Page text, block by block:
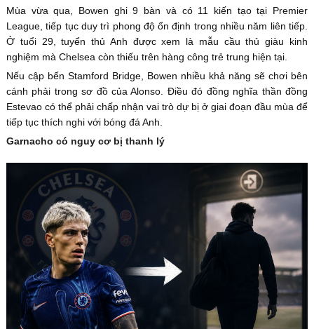
Mùa vừa qua, Bowen ghi 9 bàn và có 11 kiến tạo tại Premier
League, tiếp tục duy trì phong độ ổn định trong nhiều năm liên tiếp.
Ở tuổi 29, tuyển thủ Anh được xem là mẫu cầu thủ giàu kinh
nghiệm mà Chelsea còn thiếu trên hàng công trẻ trung hiện tại.
Nếu cập bến Stamford Bridge, Bowen nhiều khả năng sẽ chơi bên
cánh phải trong sơ đồ của Alonso. Điều đó đồng nghĩa thần đồng
Estevao có thể phải chấp nhận vai trò dự bị ở giai đoạn đầu mùa để
tiếp tục thích nghi với bóng đá Anh.
Garnacho có nguy cơ bị thanh lý